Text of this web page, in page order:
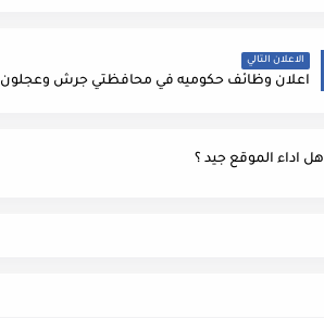
الاعلان التالي
اعلان وظائف حكوميه في محافظتي جرش وعجلون
هل اداء الموقع جيد ؟